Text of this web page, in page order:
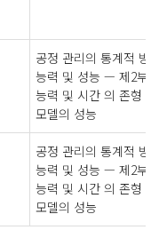
공정 관리의 통계적 방
능력 및 성능 — 제2부:
능력 및 시간 의 존형
모델의 성능
공정 관리의 통계적 방
능력 및 성능 — 제2부:
능력 및 시간 의 존형
모델의 성능